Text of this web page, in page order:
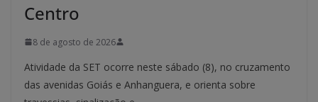
Centro
8 de agosto de 2026
Atividade da SET ocorre neste sábado (8), no cruzamento
das avenidas Goiás e Anhanguera, e orienta sobre